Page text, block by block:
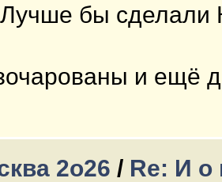
Лучше бы
и ещё
2о26 / Re: И о